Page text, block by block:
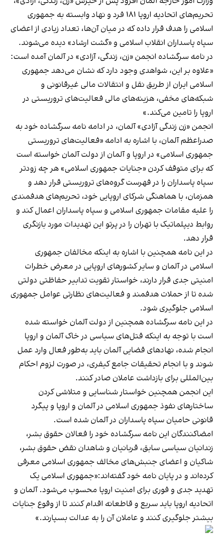
تحریم‌های اتحادیه اروپا ۱۸۱ فرد و نهاد وابسته به جمهوری
اسلامی را هدف قرار داده که در میان آن‌ها، تعداد زیادی از اعضای
سپاه پاسداران انقلاب اسلامی و «گشت ارشاد» دیده می‌شوند.
در نامه سرگشاده انجمن «زن، زندگی، آزادی» در آلمان آمده است:
«علاوه بر این، شواهدی وجود دارد که نشان می‌دهد جمهوری
اسلامی ایران از طریق نقل و انتقالات مالی غیرقانونی و
شبکه‌های مخفی، هزینه‌های مالی فعالیت‌های تروریستی در
اروپا را تامین می‌کند.»
انجمن «زن زندگی آزادی» آلمان، در ادامه نامه سرگشاده خود به
صدراعظم آلمان، با اشاره به ادامه «فعالیت‌های تروریستی
جمهوری اسلامی» در اروپا و آلمان از دولت آلمان خواسته است
که برای متوقف کردن «جنایات جمهوری اسلامی» هر چه زودتر
سپاه پاسداران را در فهرست گروه‌های تروریستی قرار دهد و
هم‎زمان، با هماهنگی شرکای اروپایی خود، تحریم‌های هدفمندی
را علیه مقامات جمهوری اسلامی و سپاه پاسداران اعمال کند و
روابط دیپلماتیک با تهران را در پرتو این تهدیدات مورد بازنگری
قرار دهد.
در این نامه همچنین با اشاره به اینکه مخالفان جمهوری
اسلامی در آلمان و سایر کشورهای اروپایی در معرض خطرات
امنیتی جدی قرار دارند، خواستار تقویت تدابیر حفاظتی دولتی
شده تا از حملات هدفمند و فعالیت‌های نظارتی عوامل جمهوری
اسلامی جلوگیری شود.
در این نامه سرگشاده همچنین از دولت آلمان خواسته شده
است با توجه به اینکه قتل‌های سیاسی در خاک آلمان و اروپا
انجام شده‌، نهادهای قضایی آلمان باید به‌طور فعال وارد عمل
شوند و با انجام تحقیقات جامع کیفری، در صورت لزوم احکام
بین‌المللی برای بازداشت عاملان صادر کنند.
این انجمن همچنین خواستار شناسایی و متلاشی کردن
ساختارهای نفوذ جمهوری اسلامی در آلمان و اروپا و پیگرد
قانونی حامیان سپاه پاسداران در آلمان شده است.
امضاکنندگان این نامه سرگشاده خود را فعالان حقوق بشر،
زندانیان سیاسی سابق، قربانیان و شاهدان نقض حقوق بشر،
شاکیان و اعضای جنبش‌های مخالف جمهوری اسلامی معرفی
کرده‌اند و در پایان نامه خود گفته‌اند:«جمهوری اسلامی یک
تهدید جدی و فوری برای امنیت اروپا محسوب می‌شود. آلمان و
اتحادیه اروپا باید سریع و قاطعانه اقدام کنند تا از وقوع جنایات
بیشتر جلوگیری کنند و عاملان آن را به عدالت بسپارند.»